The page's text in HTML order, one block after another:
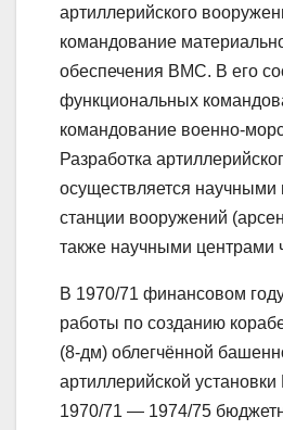
артиллерийского
командование
обеспечения ВМС. В его
функциональных
командование военно-
Разработка
осуществляется научными
станции вооружений
также научными центрами
В 1970/71 финансовом
работы по созданию
(8-дм) облегчённой
артиллерийской
1970/71 — 1974/75